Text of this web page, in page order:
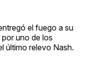
el fuego a su
uno de los
último relevo Nash.